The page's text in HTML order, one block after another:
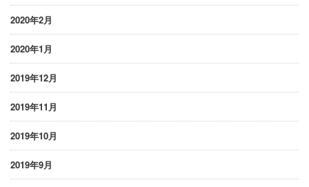
2020年2月
2020年1月
2019年12月
2019年11月
2019年10月
2019年9月